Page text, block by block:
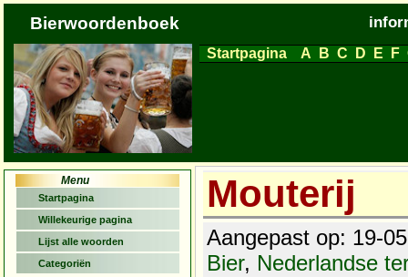
Bierwoordenboek
Startpagina A B C D E F
Menu
Startpagina
Willekeurige pagina
Lijst alle woorden
Categoriën
Mouterij
Aangepast op: 19-
Bier, Nederlandse